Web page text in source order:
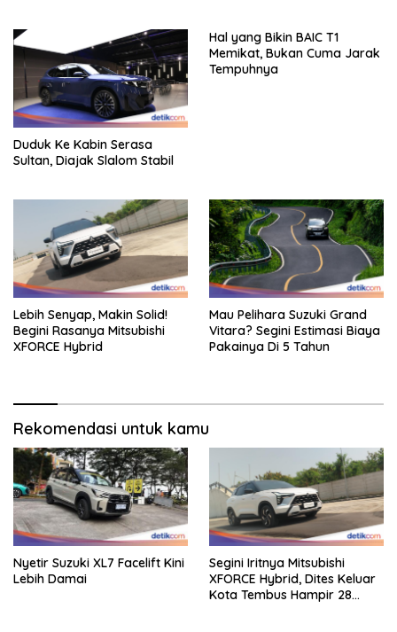
Duduk Ke Kabin Serasa
Sultan, Diajak Slalom Stabil
Hal yang Bikin BAIC T1
Memikat, Bukan Cuma Jarak
Tempuhnya
Lebih Senyap, Makin Solid!
Begini Rasanya Mitsubishi
XFORCE Hybrid
Mau Pelihara Suzuki Grand
Vitara? Segini Estimasi Biaya
Pakainya Di 5 Tahun
Rekomendasi untuk kamu
Nyetir Suzuki XL7 Facelift Kini
Lebih Damai
Segini Iritnya Mitsubishi
XFORCE Hybrid, Dites Keluar
Kota Tembus Hampir 28